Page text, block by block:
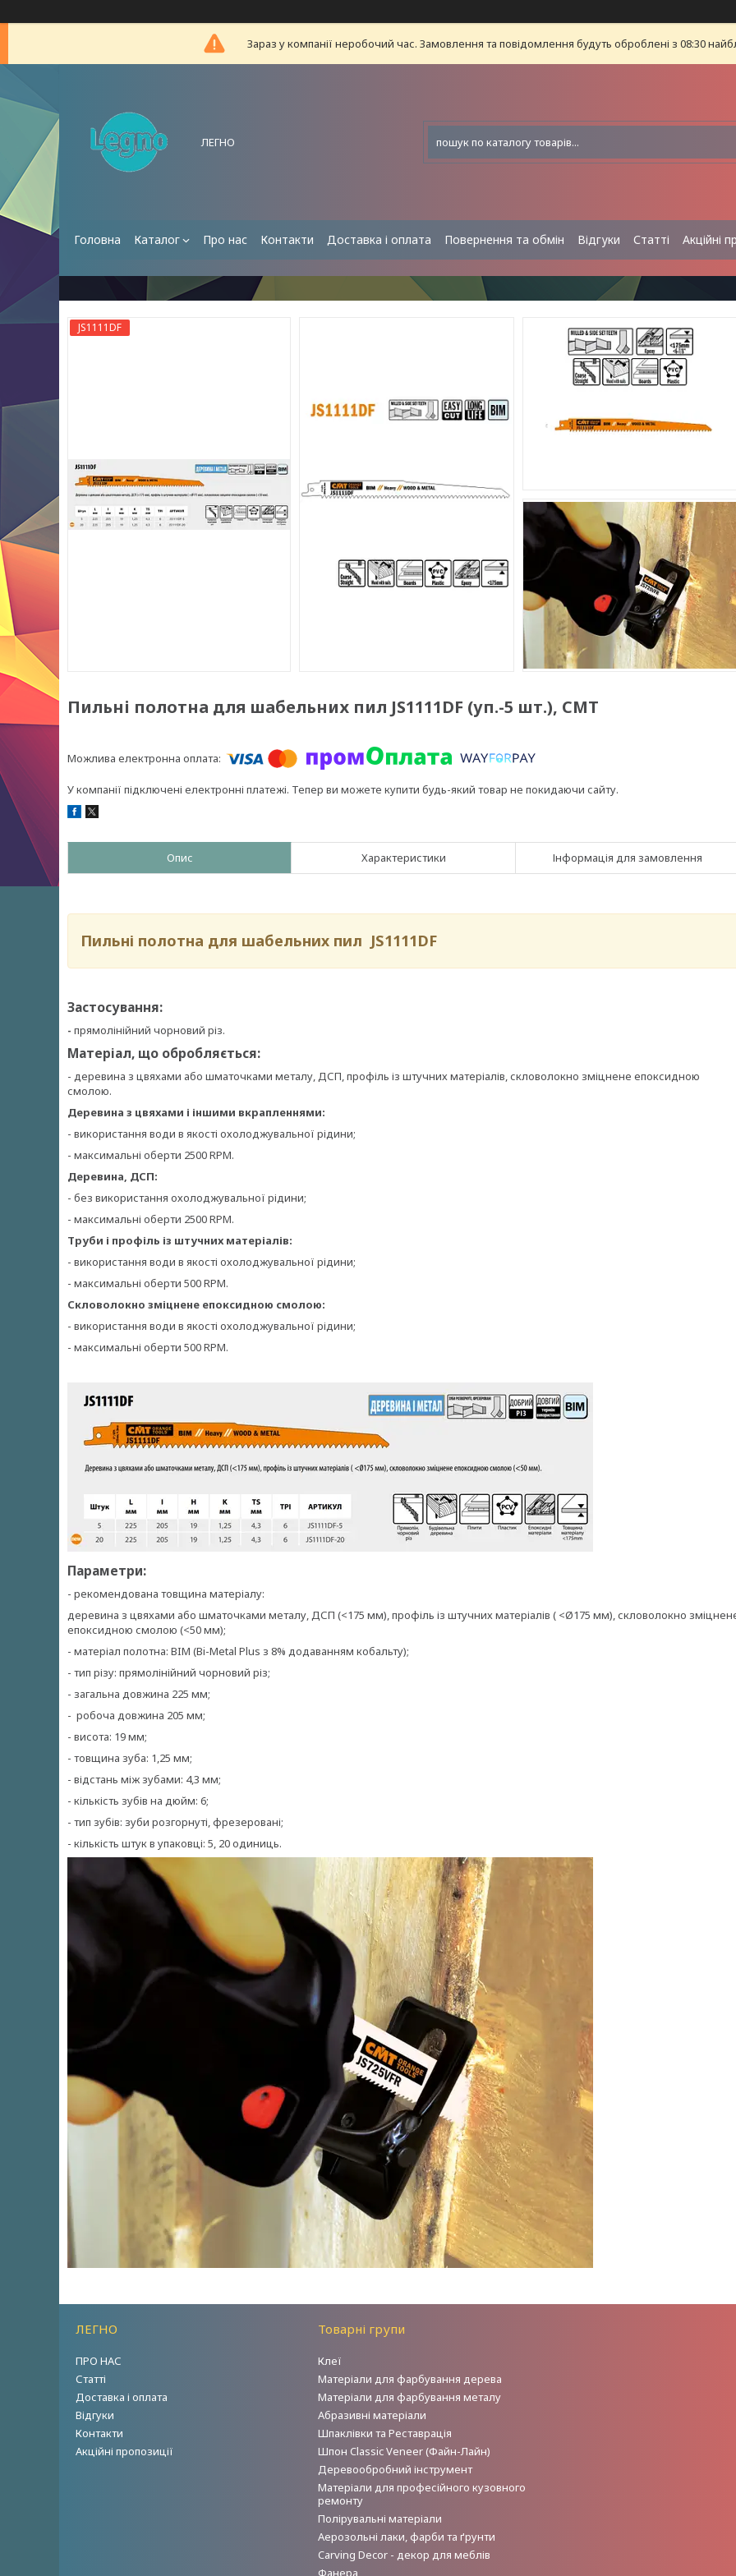
Зараз у компанії неробочий час. Замовлення та повідомлення будуть оброблені з 08:30
ЛЕГНО
Головна Каталог Про нас Контакти Доставка і оплата Повернення та обмін Відгуки Статті Акційні
JS1111DF
Пильні полотна для шабельних пил JS1111DF (уп.-5 шт.), CMT
У компанії підключені електронні платежі. Тепер ви можете купити будь-який товар не покидаючи сайту.
Опис Характеристики Інформація для замовлення
Пильні полотна для шабельних пил JS1111DF
Застосування:
- прямолінійний чорновий різ.
Матеріал, що обробляється:
- деревина з цвяхами або шматочками металу, ДСП, профіль із штучних матеріалів, скловолокно зміцнене епоксидною
смолою.
Деревина з цвяхами і іншими вкрапленнями:
- використання води в якості охолоджувальної рідини;
- максимальні оберти 2500 RPM.
Деревина, ДСП:
- без використання охолоджувальної рідини;
- максимальні оберти 2500 RPM.
Труби і профіль із штучних матеріалів:
- використання води в якості охолоджувальної рідини;
- максимальні оберти 500 RPM.
Скловолокно зміцнене епоксидною смолою:
- використання води в якості охолоджувальної рідини;
- максимальні оберти 500 RPM.
Параметри:
- рекомендована товщина матеріалу:
деревина з цвяхами або шматочками металу, ДСП (<175 мм), профіль із штучних матеріалів ( <Ø175 мм), скловолокно
епоксидною смолою (<50 мм);
- матеріал полотна: BIM (Bi-Metal Plus з 8% додаванням кобальту);
- тип різу: прямолінійний чорновий різ;
- загальна довжина 225 мм;
- робоча довжина 205 мм;
- висота: 19 мм;
- товщина зуба: 1,25 мм;
- відстань між зубами: 4,3 мм;
- кількість зубів на дюйм: 6;
- тип зубів: зуби розгорнуті, фрезеровані;
- кількість штук в упаковці: 5, 20 одиниць.
ЛЕГНО
ПРО НАС
Статті
Доставка і оплата
Відгуки
Контакти
Акційні пропозиції
Товарні групи
Клеї
Матеріали для фарбування дерева
Матеріали для фарбування металу
Абразивні матеріали
Шпаклівки та Реставрація
Шпон Classic Veneer (Файн-Лайн)
Деревообробний інструмент
Матеріали для професійного кузовного
ремонту
Полірувальні матеріали
Аерозольні лаки, фарби та ґрунти
Carving Decor - декор для меблів
Фанера